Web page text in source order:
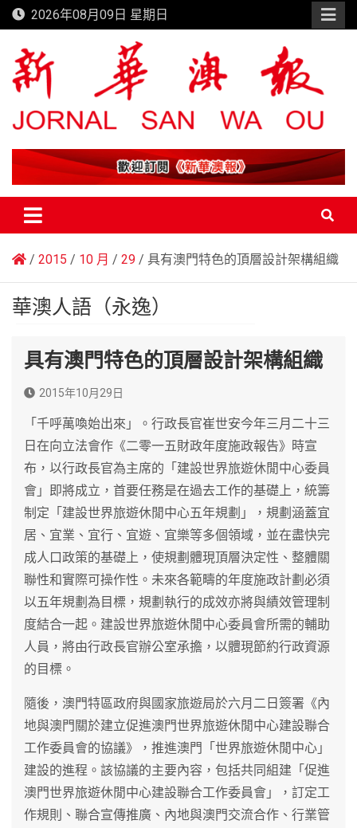
Skip
to
content
2026年08月09日 星期日
新華澳報
2015 10 月 29 具有澳門特色的頂層設計架構組織
華澳人語（永逸）
具有澳門特色的頂層設計架構組織
2015年10月29日
「千呼萬喚始出來」。行政長官崔世安今年三月二十三
日在向立法會作《二零一五財政年度施政報告》時宣
布，以行政長官為主席的「建設世界旅遊休閒中心委員
會」即將成立，首要任務是在過去工作的基礎上，統籌
制定「建設世界旅遊休閒中心五年規劃」，規劃涵蓋宜
居、宜業、宜行、宜遊、宜樂等多個領域，並在盡快完
成人口政策的基礎上，使規劃體現頂層決定性、整體關
聯性和實際可操作性。未來各範疇的年度施政計劃必須
以五年規劃為目標，規劃執行的成效亦將與績效管理制
度結合一起。建設世界旅遊休閒中心委員會所需的輔助
人員，將由行政長官辦公室承擔，以體現節約行政資源
的目標。
隨後，澳門特區政府與國家旅遊局於六月二日簽署《內
地與澳門關於建立促進澳門世界旅遊休閒中心建設聯合
工作委員會的協議》，推進澳門「世界旅遊休閒中心」
建設的進程。該協議的主要內容，包括共同組建「促進
澳門世界旅遊休閒中心建設聯合工作委員會」，訂定工
作規則、聯合宣傳推廣、內地與澳門交流合作、行業管